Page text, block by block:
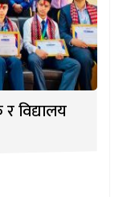
र विद्यालय